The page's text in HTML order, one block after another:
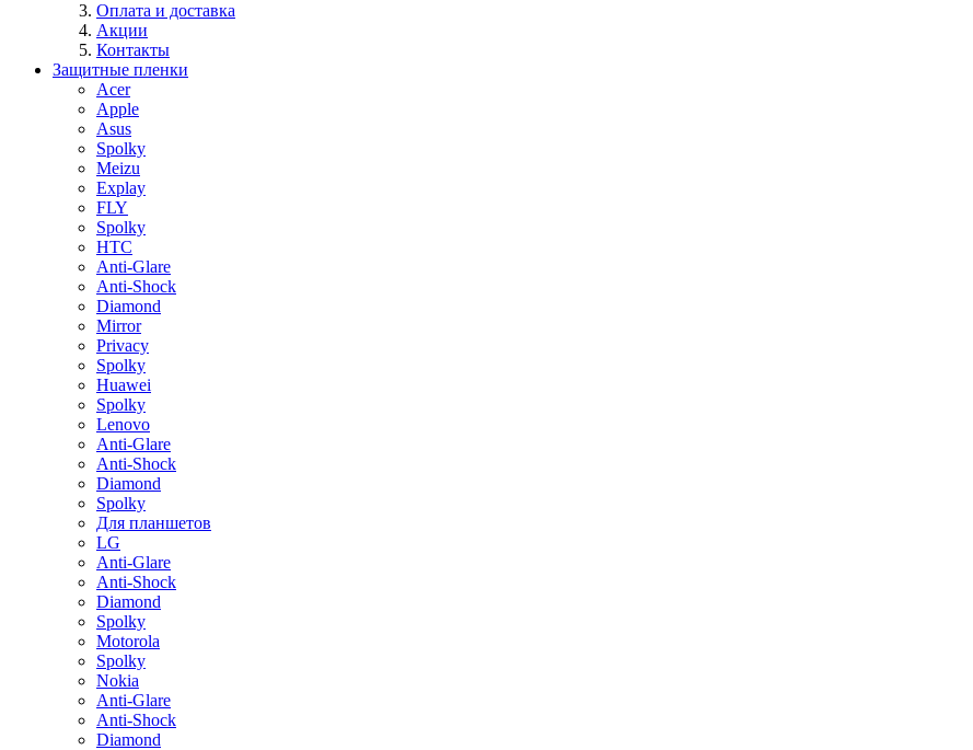
Оплата и доставка
Акции
Контакты
Защитные пленки
Acer
Apple
Asus
Spolky
Meizu
Explay
FLY
Spolky
HTC
Anti-Glare
Anti-Shock
Diamond
Mirror
Privacy
Spolky
Huawei
Spolky
Lenovo
Anti-Glare
Anti-Shock
Diamond
Spolky
Для планшетов
LG
Anti-Glare
Anti-Shock
Diamond
Spolky
Motorola
Spolky
Nokia
Anti-Glare
Anti-Shock
Diamond